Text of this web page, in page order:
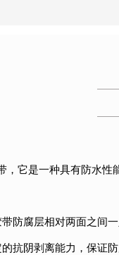
，它是一种具有防水性
带防腐层相对两面之
抗阴剥离能力，保证